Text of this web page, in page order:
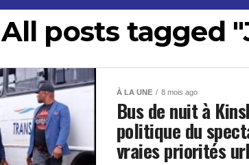
All posts tagged
À LA UNE 8 mois ago
Bus de nuit à
politique du
vraies priorités